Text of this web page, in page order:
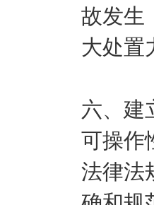
故发生
大处置
六、建
可操作
法律法